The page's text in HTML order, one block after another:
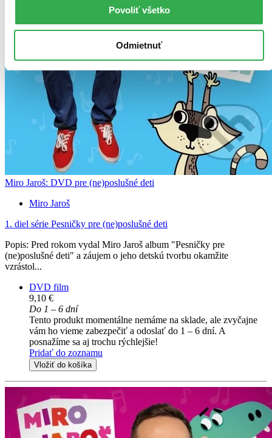
Povoliť všetko
Odmietnuť
Miro Jaroš: DVD pre (ne)poslušné deti
Miro Jaroš
1. diel série Pesničky pre (ne)poslušné deti
Popis: Pred rokom vydal Miro Jaroš album "Pesničky pre
(ne)poslušné deti" a záujem o jeho detskú tvorbu okamžite
vzrástol...
DVD film
9,10 €
Do 1 – 6 dní
Tento produkt momentálne nemáme na sklade, ale zvyčajne
vám ho vieme zabezpečiť a odoslať do 1 – 6 dní. A
posnažíme sa aj trochu rýchlejšie!
Pridať do zoznamu
Vložiť do košíka